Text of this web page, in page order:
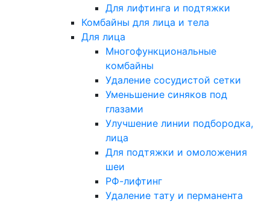
Для лифтинга и подтяжки
Комбайны для лица и тела
Для лица
Многофункциональные
комбайны
Удаление сосудистой сетки
Уменьшение синяков под
глазами
Улучшение линии подбородка,
лица
Для подтяжки и омоложения
шеи
РФ-лифтинг
Удаление тату и перманента